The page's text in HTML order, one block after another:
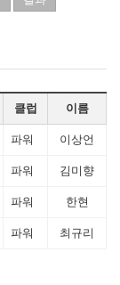
클럽 이름
파워 이상언
파워 김미향
파워 한현
파워 최규리